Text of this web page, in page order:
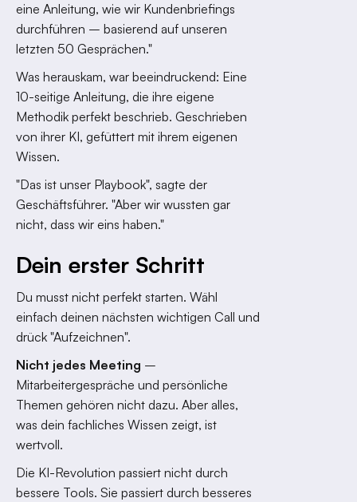
eine Anleitung, wie wir Kundenbriefings
durchführen – basierend auf unseren
letzten 50 Gesprächen."
Was herauskam, war beeindruckend: Eine
10-seitige Anleitung, die ihre eigene
Methodik perfekt beschrieb. Geschrieben
von ihrer KI, gefüttert mit ihrem eigenen
Wissen.
"Das ist unser Playbook", sagte der
Geschäftsführer. "Aber wir wussten gar
nicht, dass wir eins haben."
Dein erster Schritt
Du musst nicht perfekt starten. Wähl
einfach deinen nächsten wichtigen Call und
drück "Aufzeichnen".
Nicht jedes Meeting –
Mitarbeitergespräche und persönliche
Themen gehören nicht dazu. Aber alles,
was dein fachliches Wissen zeigt, ist
wertvoll.
Die KI-Revolution passiert nicht durch
bessere Tools. Sie passiert durch besseres